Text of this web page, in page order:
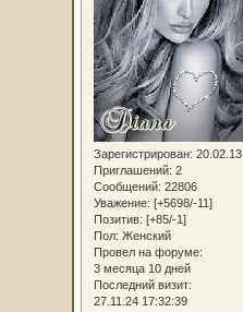
Зарегистрирован: 20.02.13
Приглашений: 2
Сообщений: 22806
Уважение: [+5698/-11]
Позитив: [+85/-1]
Пол: Женский
Провел на форуме:
3 месяца 10 дней
Последний визит:
27.11.24 17:32:39